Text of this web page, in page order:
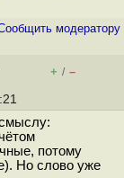
модератору
+ / –
потому
Но слово уже